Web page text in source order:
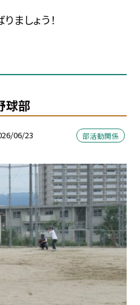
ましょう！
球部
06/23 部活動関係